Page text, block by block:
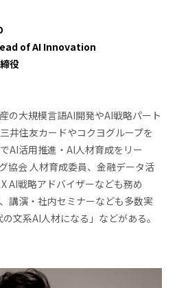
of AI Innovation
役
の大規模言語AI開発やAI戦略パート
井住友カードやコクヨグループを
AI活用推進・AI人材育成をリー
協会 人材育成委員、金融データ活
AI戦略アドバイザーなども務め
講演・社内セミナーなども多数実
文系AI人材になる」などがある。